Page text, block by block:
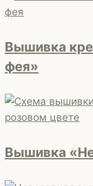
Вышивка
фея»
Вышивка